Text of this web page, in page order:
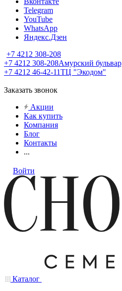
Telegram
YouTube
WhatsApp
Яндекс.Дзен
+7 4212 308-208
+7 4212 308-208Амурский
+7 4212 46-42-11ТЦ "Экодом"
Заказать звонок
Акции
Как купить
Компания
Блог
Контакты
...
Войти
Каталог